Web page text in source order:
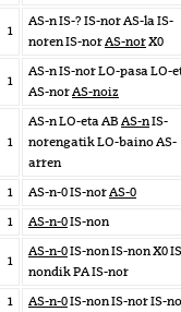
1
AS-n IS-? IS-nor AS-la IS-
noren IS-norAS-norX0
1
AS-n IS-nor LO-pasa LO-
AS-norAS-noiz
1
AS-n LO-eta AB AS-nIS-
norengatik LO-baino AS-
arren
1
AS-n-0 IS-norAS-0
1
AS-n-0IS-non
1
AS-n-0IS-non IS-non X0
nondik PA IS-nor
1
AS-n-0IS-non IS-nor IS-